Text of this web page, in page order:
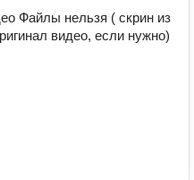
Файлы нельзя ( скрин из
видео, если нужно)